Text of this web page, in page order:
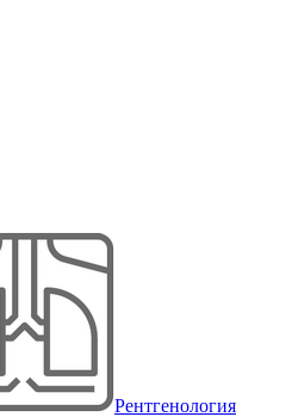
Рентгенология